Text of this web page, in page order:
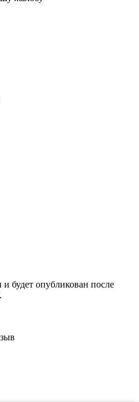
будет опубликован после